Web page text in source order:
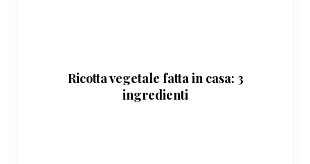
Ricotta vegetale fatta in casa: 3
ingredienti